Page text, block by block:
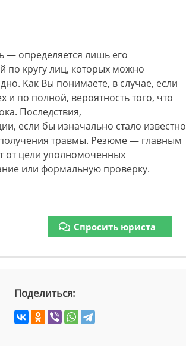
— определяется лишь его
по кругу лиц, которых можно
Как Вы понимаете, в случае, если
и по полной, вероятность того, что
Последствия,
если бы изначально стало известно
получения травмы. Резюме — главным
от цели уполномоченных
или формальную проверку.
Спросить юриста
Поделиться: